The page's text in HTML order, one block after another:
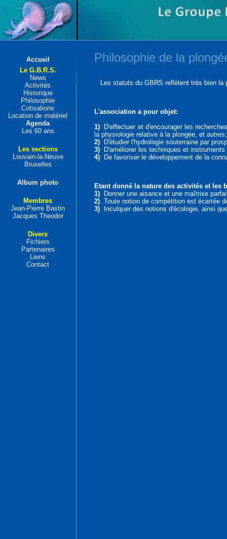
Accueil
Le G.B.R.S.
News
Activités
Historique
Philosophie
Cotisations
Location de matériel
Agenda
Les 60 ans
Les sections
Louvain-la-Neuve
Bruxelles
Album photo
Membres
Jean-Pierre Bastin
Jacques Theodor
Divers
Fichiers
Partenaires
Liens
Contact
Philosophie de la
Les statuts du GBRS reflètent très bien la
L'association a pour objet:
1)
D'effectuer et d'encourager les
la physiologie relative à la plongée, et autres;
2)
D'étudier l'hydrologie souterraine par
3)
D'améliorer les techniques et
4)
De favoriser le développement de la
Etant donné la nature des activités et les
1) Donner une aisance et une maîtrise
2) Toute notion de compétition est écartée
3) Inculquer des notions d'écologie, ainsi